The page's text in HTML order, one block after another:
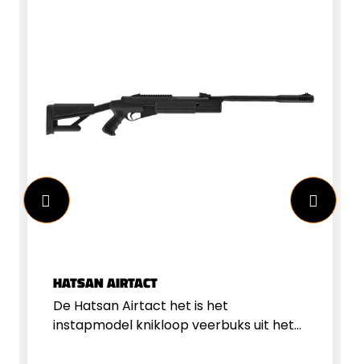
HATSAN AIRTACT
De Hatsan Airtact het is het
instapmodel knikloop veerbuks uit het